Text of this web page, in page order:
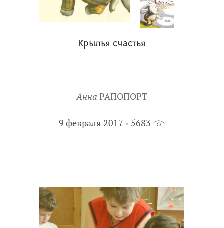
Крылья счастья
Анна РАПОПОРТ
9 февраля 2017 5683